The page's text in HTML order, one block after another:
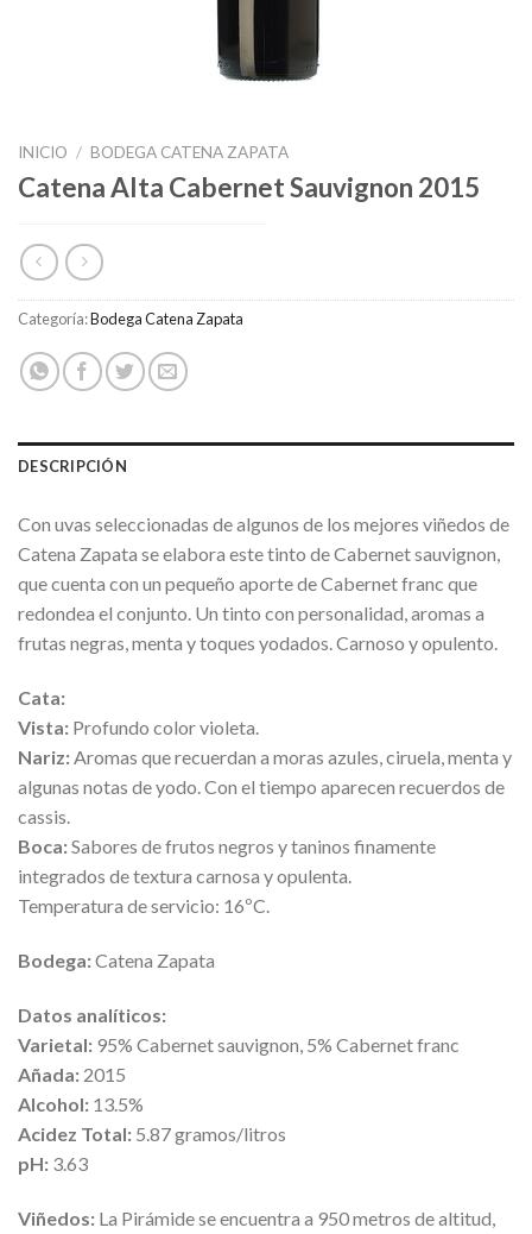
INICIO / BODEGA CATENA ZAPATA
Catena Alta Cabernet Sauvignon 2015
Categoría:Bodega Catena Zapata
DESCRIPCIÓN
Con uvas seleccionadas de algunos de los mejores viñedos de
Catena Zapata se elabora este tinto de Cabernet sauvignon,
que cuenta con un pequeño aporte de Cabernet franc que
redondea el conjunto. Un tinto con personalidad, aromas a
frutas negras, menta y toques yodados. Carnoso y opulento.
Cata:
Vista: Profundo color violeta.
Nariz:Aromas que recuerdan a moras azules, ciruela, menta y
algunas notas de yodo. Con el tiempo aparecen recuerdos de
cassis.
Boca:Sabores de frutos negros y taninos finamente
integrados de textura carnosa y opulenta.
Temperatura de servicio: 16ºC.
Bodega:Catena Zapata
Datos analíticos:
Varietal: 95% Cabernet sauvignon, 5% Cabernet franc
Añada: 2015
Alcohol: 13.5%
Acidez Total: 5.87 gramos/litros
pH: 3.63
Viñedos: La Pirámide se encuentra a 950 metros de altitud,